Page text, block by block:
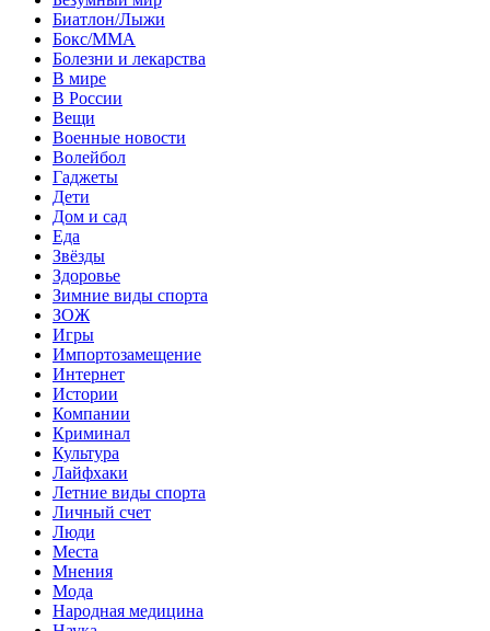
Биатлон/Лыжи
Бокс/MMA
Болезни и лекарства
В мире
В России
Вещи
Военные новости
Волейбол
Гаджеты
Дети
Дом и сад
Еда
Звёзды
Здоровье
Зимние виды спорта
ЗОЖ
Игры
Импортозамещение
Интернет
Истории
Компании
Криминал
Культура
Лайфхаки
Летние виды спорта
Личный счет
Люди
Места
Мнения
Мода
Народная медицина